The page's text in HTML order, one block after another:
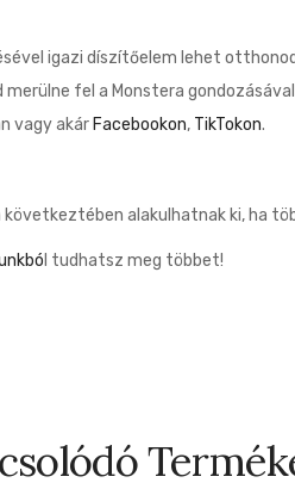
igazi díszítőelem lehet
fel a Monstera
vagy akár Facebookon, TikTokon.
alakulhatnak ki, ha
l tudhatsz meg többet!